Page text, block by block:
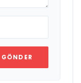
GÖNDER